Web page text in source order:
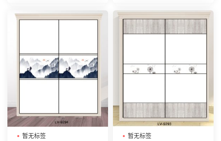
暂无标签 暂无标签